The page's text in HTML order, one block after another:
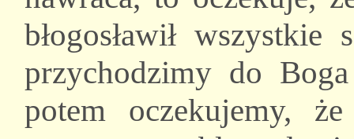
błogosławił
przychodzimy do
potem oczekujemy,